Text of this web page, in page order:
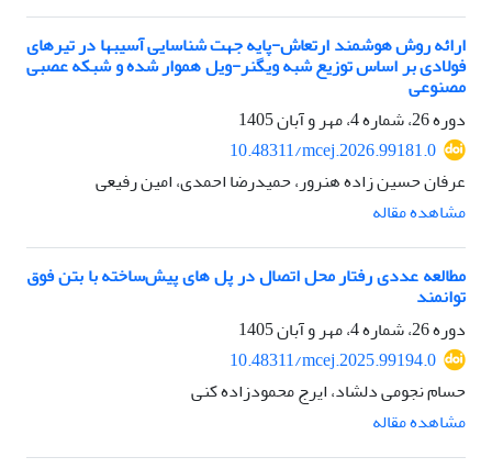
ارائه روش‌ هوشمند ارتعاش-پایه جهت شناسایی آسیبها در تیرهای
فولادی بر اساس توزیع شبه ویگنر-ویل هموار شده و شبکه عصبی
مصنوعی
دوره 26، شماره 4، مهر و آبان 1405
10.48311/mcej.2026.99181.0
عرفان حسین زاده هنرور، حمیدرضا احمدی، امین رفیعی
مشاهده مقاله
مطالعه عددی رفتار محل اتصال در پل های پیش‌ساخته با بتن فوق
توانمند
دوره 26، شماره 4، مهر و آبان 1405
10.48311/mcej.2025.99194.0
حسام نجومی دلشاد، ایرج محمودزاده کنی
مشاهده مقاله